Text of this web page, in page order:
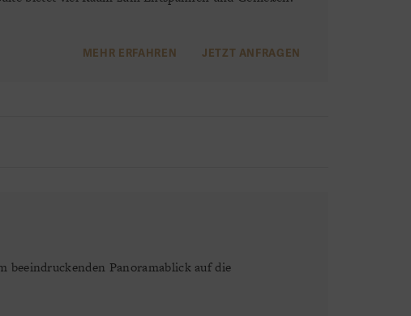
MEHR ERFAHREN JETZT ANFRAGEN
beeindruckenden Panoramablick auf die